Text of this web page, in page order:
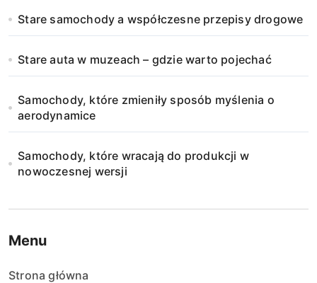
Stare samochody a współczesne przepisy drogowe
Stare auta w muzeach – gdzie warto pojechać
Samochody, które zmieniły sposób myślenia o
aerodynamice
Samochody, które wracają do produkcji w
nowoczesnej wersji
Menu
Strona główna